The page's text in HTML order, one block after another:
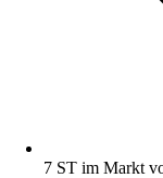
7 ST im Markt